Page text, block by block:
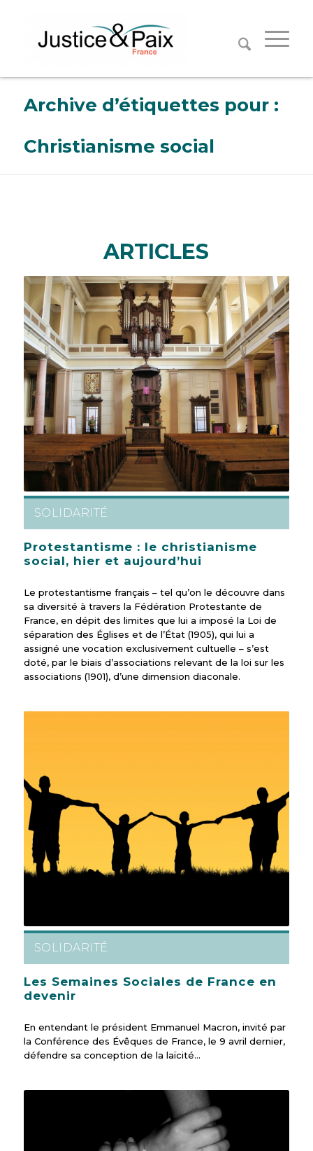
Archive d’étiquettes pour :
Christianisme social
ARTICLES
SOLIDARITÉ
Protestantisme : le christianisme
social, hier et aujourd’hui
Le protestantisme français – tel qu’on le découvre dans
sa diversité à travers la Fédération Protestante de
France, en dépit des limites que lui a imposé la Loi de
séparation des Églises et de l’État (1905), qui lui a
assigné une vocation exclusivement cultuelle – s’est
doté, par le biais d’associations relevant de la loi sur les
associations (1901), d’une dimension diaconale.
SOLIDARITÉ
Les Semaines Sociales de France en
devenir
En entendant le président Emmanuel Macron, invité par
la Conférence des Évêques de France, le 9 avril dernier,
défendre sa conception de la laïcité…